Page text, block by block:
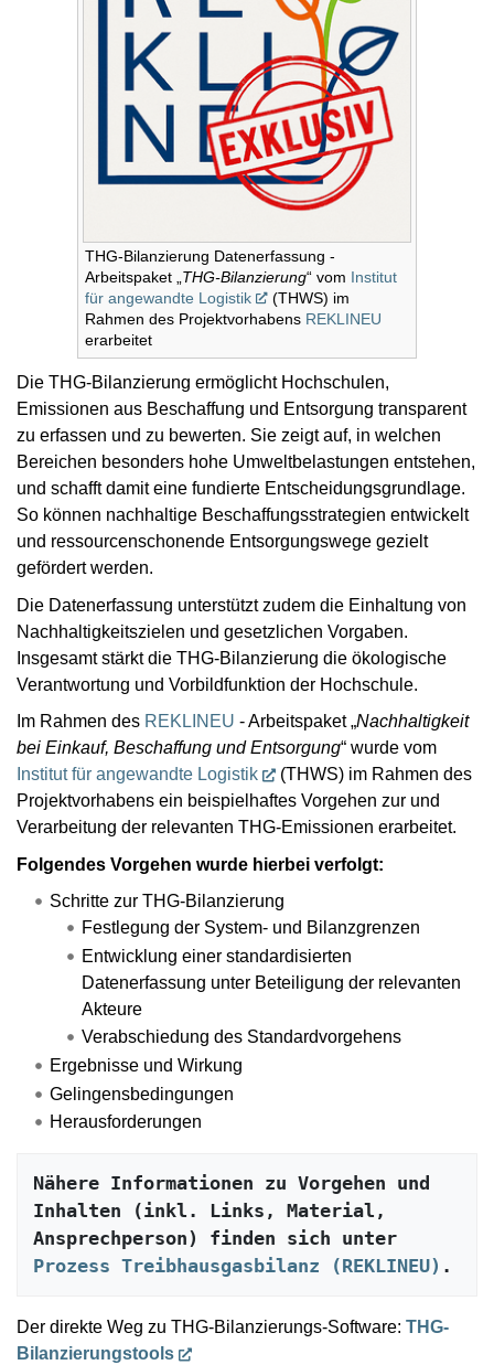
THG-Bilanzierung Datenerfassung -
Arbeitspaket „ THG-Bilanzierung“ vom Institut
für angewandte Logistik
(THWS) im
Rahmen des Projektvorhabens REKLINEU
erarbeitet
Die THG-Bilanzierung ermöglicht Hochschulen,
Emissionen aus Beschaffung und Entsorgung transparent
zu erfassen und zu bewerten. Sie zeigt auf, in welchen
Bereichen besonders hohe Umweltbelastungen entstehen,
und schafft damit eine fundierte Entscheidungsgrundlage.
So können nachhaltige Beschaffungsstrategien entwickelt
und ressourcenschonende Entsorgungswege gezielt
gefördert werden.
Die Datenerfassung unterstützt zudem die Einhaltung von
Nachhaltigkeitszielen und gesetzlichen Vorgaben.
Insgesamt stärkt die THG-Bilanzierung die ökologische
Verantwortung und Vorbildfunktion der Hochschule.
Im Rahmen des REKLINEU - Arbeitspaket „Nachhaltigkeit
bei Einkauf, Beschaffung und Entsorgung“ wurde vom
Institut für angewandte Logistik
(THWS) im Rahmen des
Projektvorhabens ein beispielhaftes Vorgehen zur und
Verarbeitung der relevanten THG-Emissionen erarbeitet.
Folgendes Vorgehen wurde hierbei verfolgt:
Schritte zur THG-Bilanzierung
Festlegung der System- und Bilanzgrenzen
Entwicklung einer standardisierten
Datenerfassung unter Beteiligung der relevanten
Akteure
Verabschiedung des Standardvorgehens
Ergebnisse und Wirkung
Gelingensbedingungen
Herausforderungen
Nähere Informationen zu Vorgehen und
Inhalten (inkl. Links, Material,
Prozess Treibhausgasbilanz (REKLINEU) .
Der direkte Weg zu THG-Bilanzierungs-Software: THG-
Bilanzierungstools